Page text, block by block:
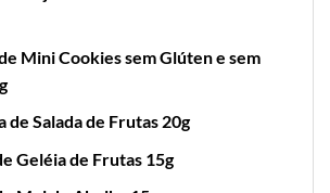
Mini Cookies sem Glúten e sem
de Salada de Frutas 20g
Geléia de Frutas 15g